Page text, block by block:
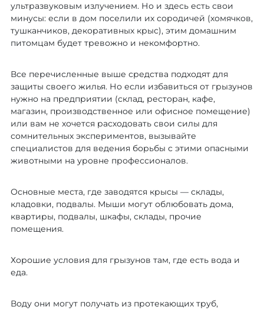
ультразвуковым излучением. Но и здесь есть свои
минусы: если в дом поселили их сородичей (хомячков,
тушканчиков, декоративных крыс), этим домашним
питомцам будет тревожно и некомфортно.
Все перечисленные выше средства подходят для
защиты своего жилья. Но если избавиться от грызунов
нужно на предприятии (склад, ресторан, кафе,
магазин, производственное или офисное помещение)
или вам не хочется расходовать свои силы для
сомнительных экспериментов, вызывайте
специалистов для ведения борьбы с этими опасными
животными на уровне профессионалов.
Основные места, где заводятся крысы — склады,
кладовки, подвалы. Мыши могут облюбовать дома,
квартиры, подвалы, шкафы, склады, прочие
помещения.
Хорошие условия для грызунов там, где есть вода и
еда.
Воду они могут получать из протекающих труб,